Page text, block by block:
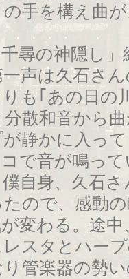
手を構え曲
尋の神隠し
声は久石さ
りも｢あの日
散和音から
静かに入っ
コで音が鳴っ
自身、久石
たので、感動
変わる。途
スタとハー
管楽器の勢